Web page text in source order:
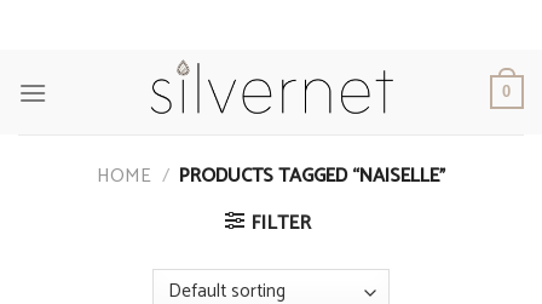
0
HOME / PRODUCTS TAGGED “NAISELLE”
FILTER